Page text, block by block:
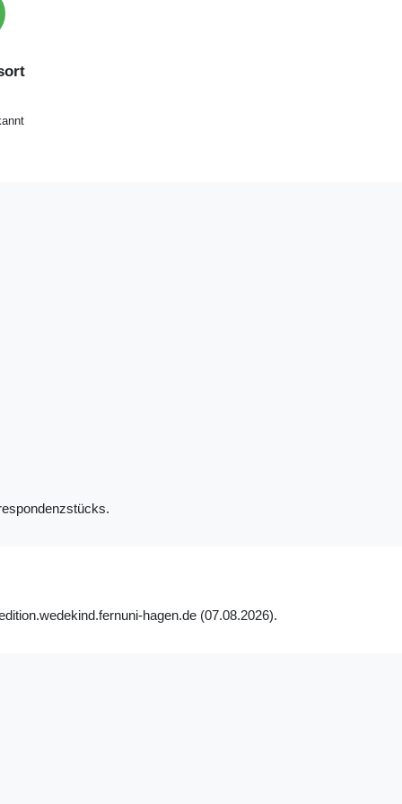
hagen.de (07.08.2026).